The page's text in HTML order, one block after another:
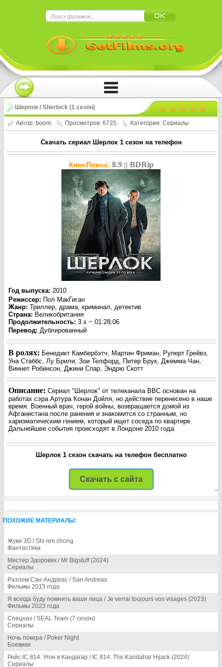
Шерлок / Sherlock (1 сезон)
Автор: boom Просмотров: 6725 Категория: Сериалы
Скачать сериал Шерлок 1 сезон на телефон
КиноПоиск: 8.9 || BDRip
Год выпуска: 2010
Режиссер: Пол МакГиган
Жанр: Триллер, драма, криминал, детектив
Страна: Великобритания
Продолжительность: 3 x ~ 01:28:06
Перевод: Дублированный
В ролях: Бенедикт Камбербэтч, Мартин Фриман, Руперт Грейвз,
Уна Стаббс, Лу Брили, Зои Телфорд, Питер Брук, Джемма Чан,
Виннет Робинсон, Джини Спар, Эндрю Скотт
Описание: Сериал "Шерлок" от телеканала ВВС основан на
работах сэра Артура Конан Дойля, но действие перенесено в наше
время. Военный врач, герой войны, возвращается домой из
Афганистана после ранения и знакомится со странным, но
харизматическим гением, который ищет соседа по квартире.
Дальнейшее события происходят в Лондоне 2010 года.
Шерлок 1 сезон скачать на телефон бесплатно
Нажмите на
!!!Если Вы с телефона сперва нажмите на
троеточие в правом верхнем углу!!!
Скачать с сайта
ПОХОЖИЕ МАТЕРИАЛЫ:
Жуки 3D / Shi ren chong
Фантастика
Мистер Здоровяк / Mr Bigstuff (2024)
Сериалы
Разлом Сан-Андреас / San Andreas
Фильмы 2015 года
Я всегда буду помнить ваши лица / Je verrai toujours vos visages (2023)
Фильмы 2023 года
Спецназ / SEAL Team (7 сезон)
Сериалы
Ночь покера / Poker Night
Боевики
Рейс IC 814: Угон в Кандагар / IC 814: The Kandahar Hijack (2024)
Сериалы